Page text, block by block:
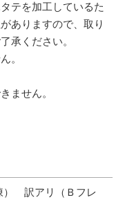
テを加工しているた
ありますので、取り
承ください。
。
ません。
） 訳アリ（Ｂフレ